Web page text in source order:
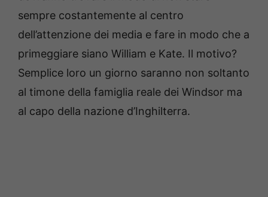
sempre costantemente al centro
dell’attenzione dei media e fare in modo che a
primeggiare siano William e Kate. Il motivo?
Semplice loro un giorno saranno non soltanto
al timone della famiglia reale dei Windsor ma
al capo della nazione d’Inghilterra.